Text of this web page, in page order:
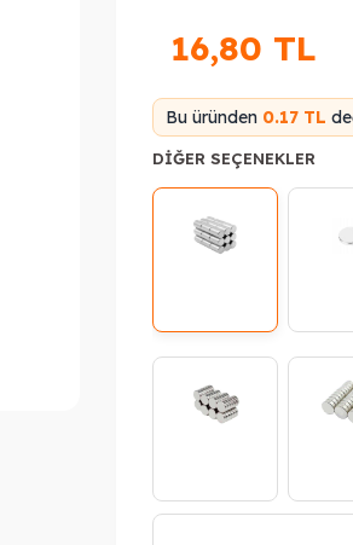
16,80 TL
Bu üründen 0.17 TL
DIĞER SEÇENEKLER